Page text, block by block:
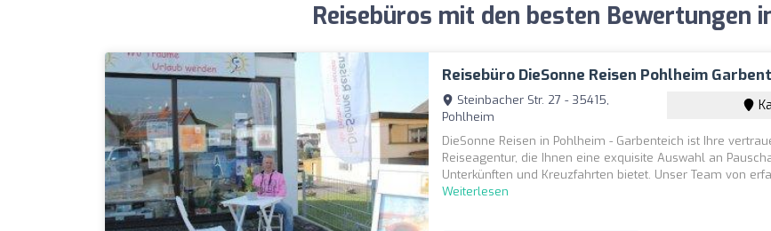
Reisebüros mit den besten Bewertungen
Reisebüro DieSonne Reisen Pohlheim
Steinbacher Str. 27 - 35415,
Pohlheim
DieSonne Reisen in Pohlheim - Garbenteich ist Ihre
Reiseagentur, die Ihnen eine exquisite Auswahl an
Unterkünften und Kreuzfahrten bietet. Unser Team von
Weiterlesen